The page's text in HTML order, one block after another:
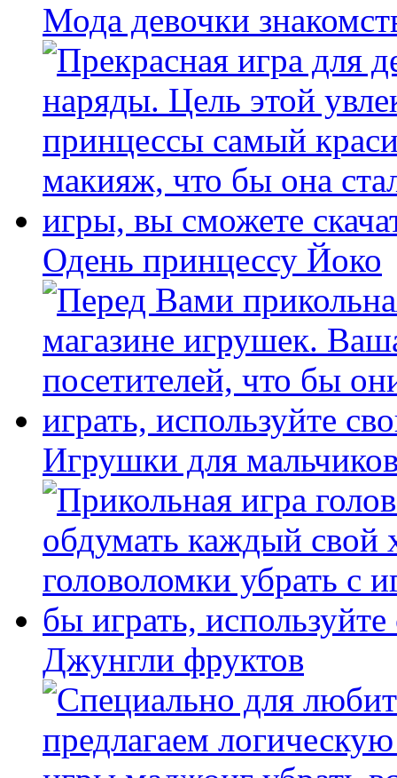
Мода девочки
Одень принцессу Йоко
Игрушки для
Джунгли фруктов